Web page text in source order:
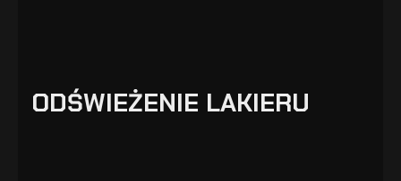
ODŚWIEŻENIE LAKIERU